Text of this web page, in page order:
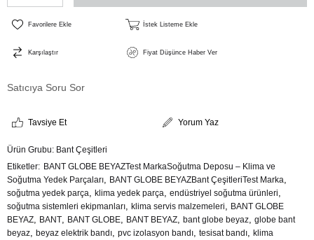
Favorilere Ekle İstek Listeme Ekle
Karşılaştır Fiyat Düşünce Haber Ver
Satıcıya Soru Sor
Tavsiye Et Yorum Yaz
Ürün Grubu: Bant Çeşitleri
Etiketler
BANT GLOBE BEYAZTest MarkaSoğutma Deposu – Klima ve
Soğutma Yedek Parçaları, BANT GLOBE BEYAZBant ÇeşitleriTest Marka,
soğutma yedek parça, klima yedek parça, endüstriyel soğutma ürünleri,
soğutma sistemleri ekipmanları, klima servis malzemeleri, BANT GLOBE
BEYAZ, BANT, BANT GLOBE, BANT BEYAZ, bant globe beyaz, globe bant
beyaz, beyaz elektrik bandı, pvc izolasyon bandı, tesisat bandı, klima